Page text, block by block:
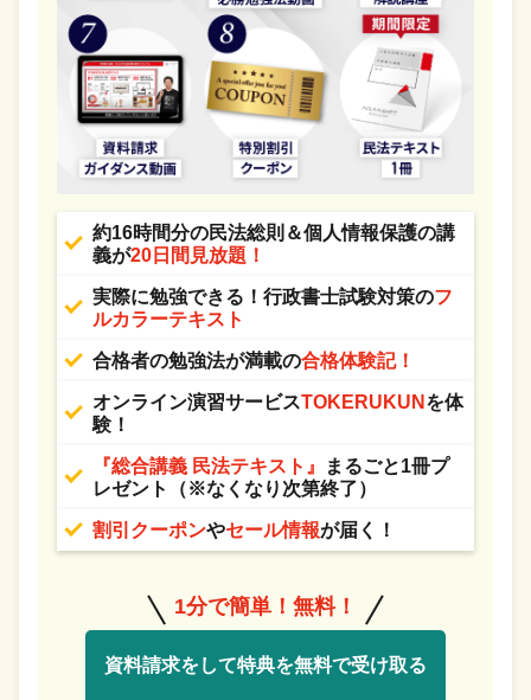
約16時間分の民法総則＆個人情報保護の講
義が20日間見放題！
実際に勉強できる！行政書士試験対策のフ
ルカラーテキスト
合格者の勉強法が満載の合格体験記！
オンライン演習サービスTOKERUKUN を体
験！
『総合講義 民法テキスト』
まるごと1冊プ
レゼント（※なくなり次第終了）
割引クーポンやセール情報が届く！
1分で簡単！無料！
資料請求をして特典を無料で受け取る